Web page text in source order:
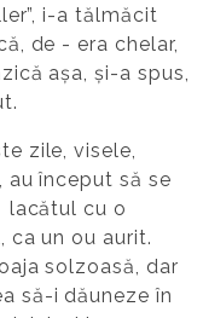
i-a tălmăcit
de - era chelar,
așa, și-a spus,
zile, visele,
început să se
lacătul cu o
ca un ou aurit.
solzoasă, dar
să-i dăuneze în